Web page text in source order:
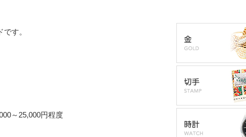
す。
～25,000円程度